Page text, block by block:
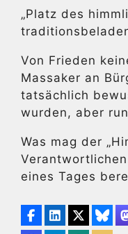
„Platz des
Von Frieden
Massaker an
tatsächlich
wurden, aber
Was mag der
eines Tages